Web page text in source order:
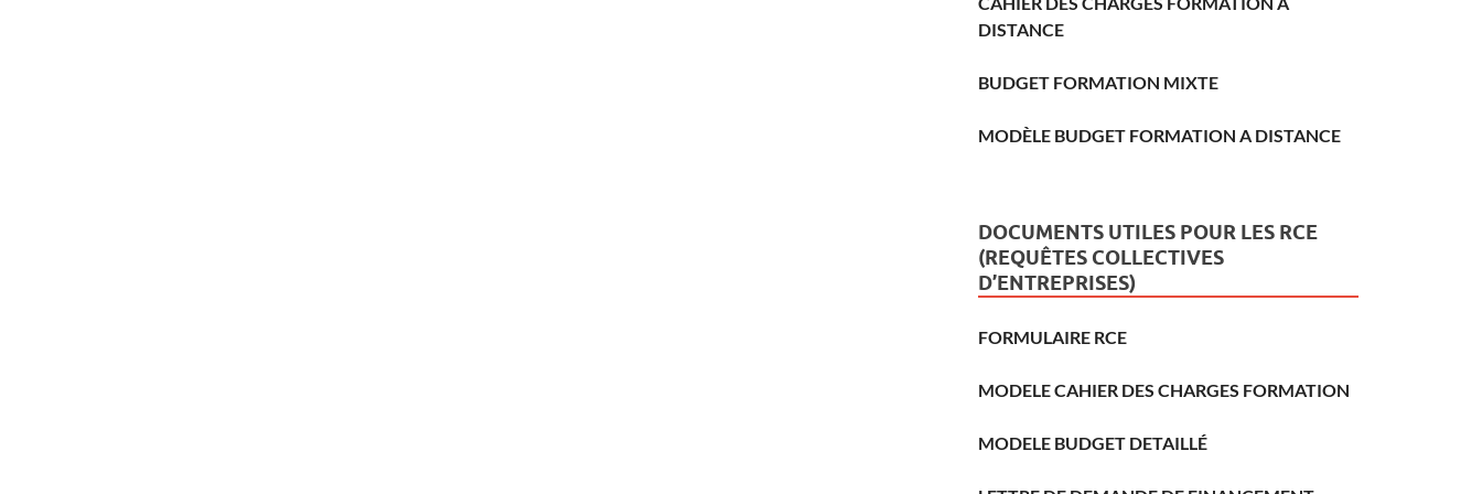
DISTANCE
BUDGET FORMATION MIXTE
MODÈLE BUDGET FORMATION A DISTANCE
DOCUMENTS UTILES POUR LES RCE
(REQUÊTES COLLECTIVES
D’ENTREPRISES)
FORMULAIRE RCE
MODELE CAHIER DES CHARGES FORMATION
MODELE BUDGET DETAILLÉ